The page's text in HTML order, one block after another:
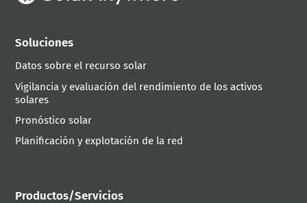
Soluciones
Datos sobre el recurso solar
Vigilancia y evaluación del rendimiento de los activos
solares
Pronóstico solar
Planificación y explotación de la red
Productos/Servicios